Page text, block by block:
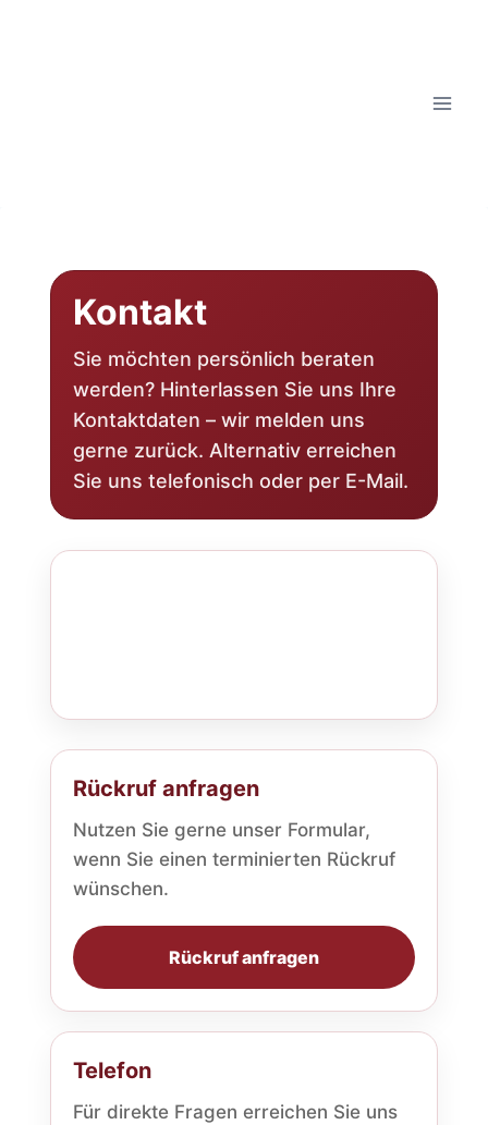
Kontakt
Sie möchten persönlich beraten
werden? Hinterlassen Sie uns Ihre
Kontaktdaten – wir melden uns
gerne zurück. Alternativ erreichen
Sie uns telefonisch oder per E-Mail.
Rückruf anfragen
Nutzen Sie gerne unser Formular,
wenn Sie einen terminierten Rückruf
wünschen.
Rückruf anfragen
Telefon
Für direkte Fragen erreichen Sie uns